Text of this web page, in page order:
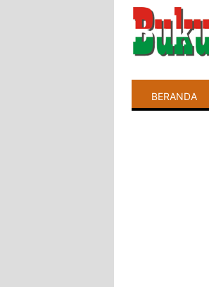
BERANDA